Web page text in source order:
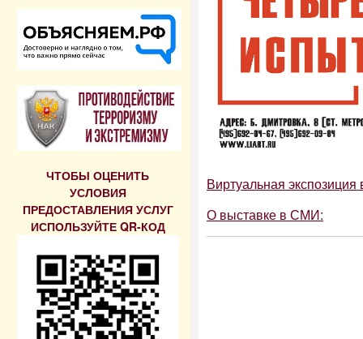
ЧТОБЫ ОЦЕНИТЬ
УСЛОВИЯ
ПРЕДОСТАВЛЕНИЯ УСЛУГ
ИСПОЛЬЗУЙТЕ QR-КОД
Виртуальная экспозиция
О выставке в СМИ: